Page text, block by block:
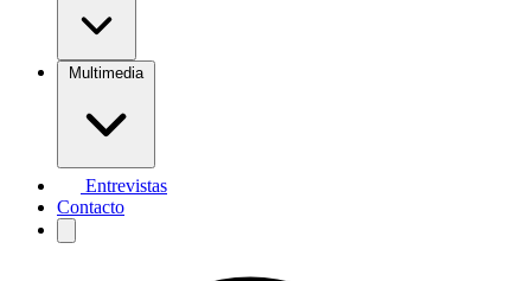
Multimedia
Entrevistas
Contacto